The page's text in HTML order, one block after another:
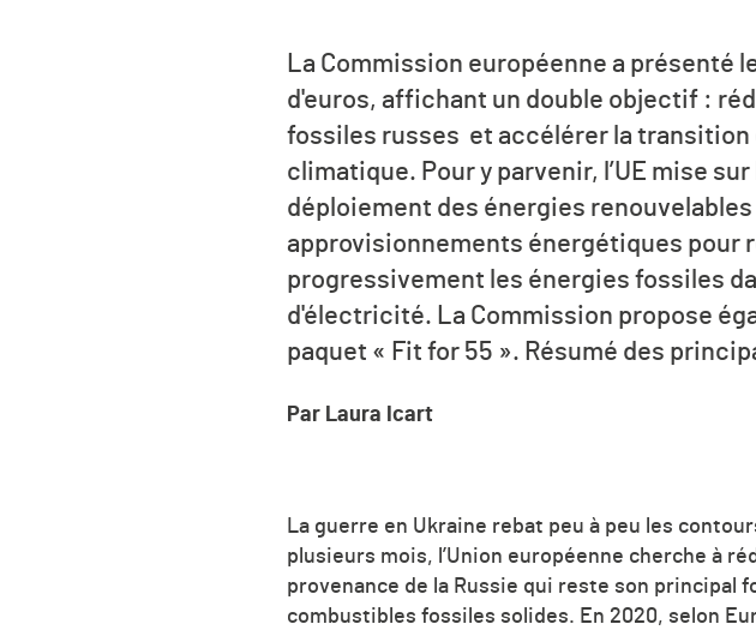
La Commission européenne a présenté
d'euros, affichant un double objectif :
fossiles russes et accélérer la transition
climatique. Pour y parvenir, l’UE mise
déploiement des énergies
approvisionnements énergétiques pour
progressivement les énergies fossiles
d'électricité. La Commission propose
paquet « Fit for 55 ». Résumé des
Par Laura Icart
La guerre en Ukraine rebat peu à peu les
plusieurs mois, l’Union européenne cherche à
provenance de la Russie qui reste son principal
combustibles fossiles solides. En 2020, selon